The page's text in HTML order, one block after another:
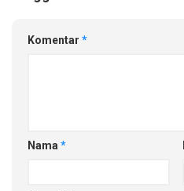
Komentar *
Nama *